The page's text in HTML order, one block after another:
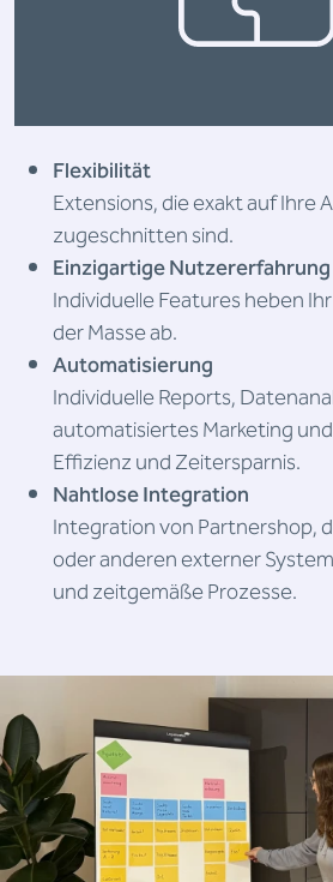
Flexibilität
Extensions, die exakt auf Ihre
zugeschnitten sind.
Einzigartige Nutzererfahrung
Individuelle Features heben
der Masse ab.
Automatisierung
Individuelle Reports,
automatisiertes Marketing
Effizienz und Zeitersparnis.
Nahtlose Integration
Integration von Partnershop,
oder anderen externer
und zeitgemäße Prozesse.